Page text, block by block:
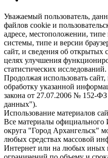
Уважаемый пользователь,
файлов cookie и
адресе, местоположении,
системы, типе и версии
сайт, и сведения об открытых
целях улучшения
статистических исследований.
Продолжая использовать
обработку указанной
закона от 27.07.2006 № 152-
данных").
Использование материалов
Все материалы официального
округа "Город Архангельск"
любых средствах массовой
Интернет или на любых иных